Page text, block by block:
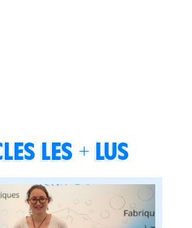
les + lus